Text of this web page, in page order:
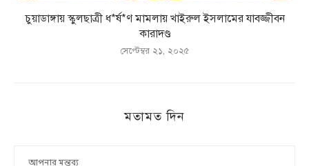
চুয়াডাঙ্গায় স্কুলছাত্রী ধ*র্ষ*ণ মামলায় খাইরুল ইসলামের যাবজ্জীবন
কারাদণ্ড
সেপ্টেম্বর ২১, ২০২৫
মতামত দিন